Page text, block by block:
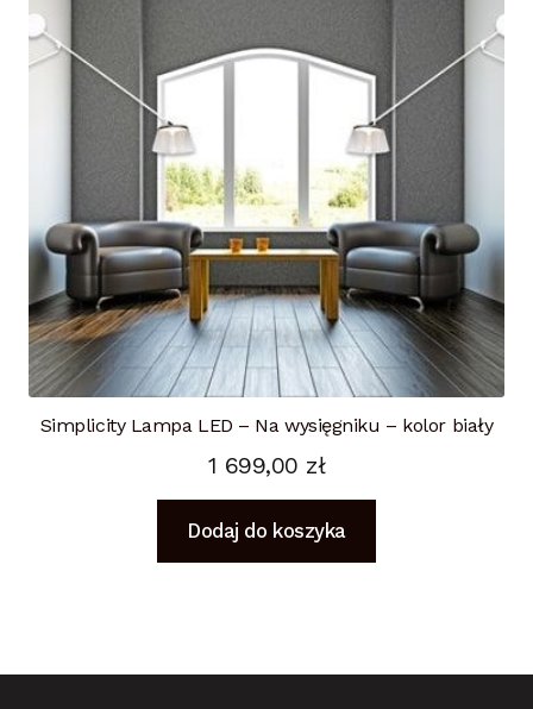
Simplicity Lampa LED – Na wysięgniku – kolor biały
1 699,00 zł
Dodaj do koszyka